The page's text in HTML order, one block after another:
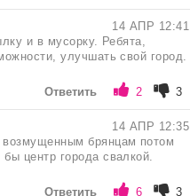
14 АПР 12:41
и в мусорку. Ребята,
улучшать свой город.
Ответить 2 3
14 АПР 12:35
брянцам потом
центр города свалкой.
Ответить 6 3